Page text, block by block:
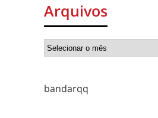
Arquivos
bandarqq